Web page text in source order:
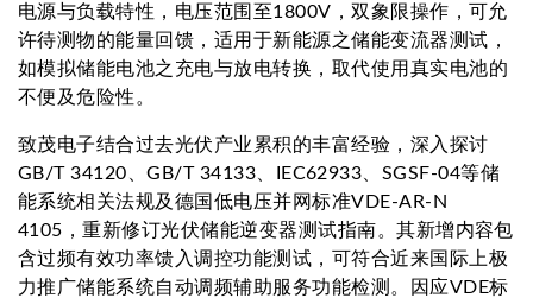
电源与负载特性，电压范围至1800V，双象限操作，可允
许待测物的能量回馈，适用于新能源之储能变流器测试，
如模拟储能电池之充电与放电转换，取代使用真实电池的
不便及危险性。
致茂电子结合过去光伏产业累积的丰富经验，深入探讨
GB/T 34120、GB/T 34133、IEC62933、SGSF-04等储
能系统相关法规及德国低电压并网标准VDE-AR-N
4105，重新修订光伏储能逆变器测试指南。其新增内容包
含过频有效功率馈入调控功能测试，可符合近来国际上极
力推广储能系统自动调频辅助服务功能检测。因应VDE标